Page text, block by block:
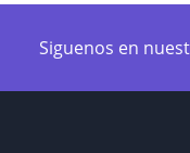
Siguenos en